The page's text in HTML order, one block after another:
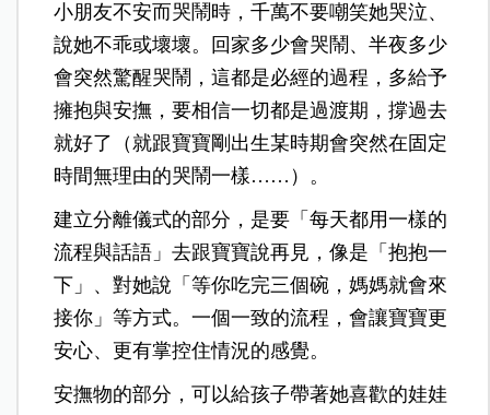
小朋友不安而哭鬧時，千萬不要嘲笑她哭泣、
說她不乖或壞壞。回家多少會哭鬧、半夜多少
會突然驚醒哭鬧，這都是必經的過程，多給予
擁抱與安撫，要相信一切都是過渡期，撐過去
就好了（就跟寶寶剛出生某時期會突然在固定
時間無理由的哭鬧一樣……）。
建立分離儀式的部分，是要「每天都用一樣的
流程與話語」去跟寶寶說再見，像是「抱抱一
下」、對她說「等你吃完三個碗，媽媽就會來
接你」等方式。一個一致的流程，會讓寶寶更
安心、更有掌控住情況的感覺。
安撫物的部分，可以給孩子帶著她喜歡的娃娃